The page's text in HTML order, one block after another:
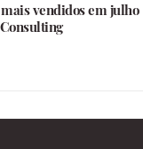
vendidos em julho